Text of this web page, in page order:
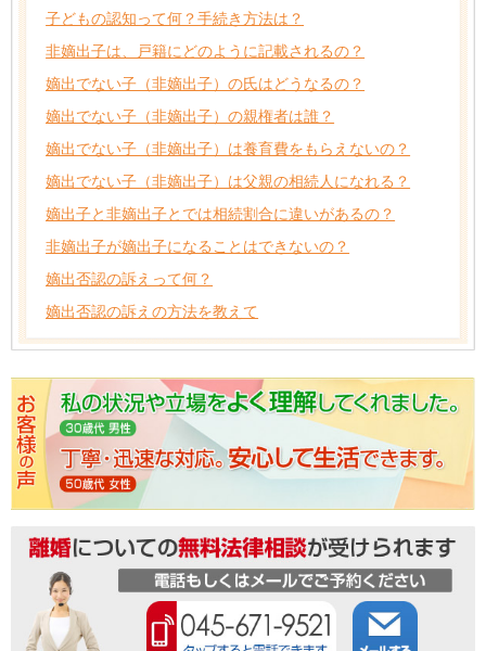
子どもの認知って何？手続き方法は？
非嫡出子は、戸籍にどのように記載されるの？
嫡出でない子（非嫡出子）の氏はどうなるの？
嫡出でない子（非嫡出子）の親権者は誰？
嫡出でない子（非嫡出子）は養育費をもらえないの？
嫡出でない子（非嫡出子）は父親の相続人になれる？
嫡出子と非嫡出子とでは相続割合に違いがあるの？
非嫡出子が嫡出子になることはできないの？
嫡出否認の訴えって何？
嫡出否認の訴えの方法を教えて